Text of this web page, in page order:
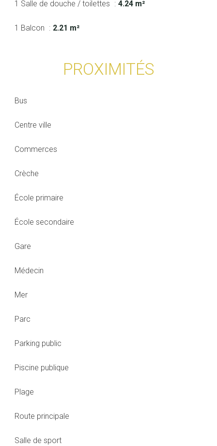
1 Salle de douche / toilettes 4.24 m²
1 Balcon 2.21 m²
PROXIMITÉS
Bus
Centre ville
Commerces
Crèche
École primaire
École secondaire
Gare
Médecin
Mer
Parc
Parking public
Piscine publique
Plage
Route principale
Salle de sport